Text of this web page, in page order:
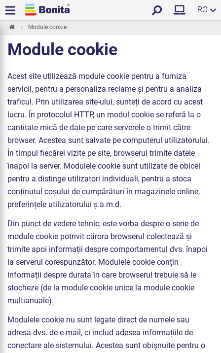
RO
Module cookie
Module cookie
Acest site utilizează module cookie pentru a furniza
servicii, pentru a personaliza reclame și pentru a analiza
traficul. Prin utilizarea site-ului, sunteți de acord cu acest
lucru. În protocolul HTTP, un modul cookie se referă la o
cantitate mică de date pe care serverele o trimit către
browser. Acestea sunt salvate pe computerul utilizatorului.
În timpul fiecărei vizite pe site, browserul trimite datele
înapoi la server. Modulele cookie sunt utilizate de obicei
pentru a distinge utilizatori individuali, pentru a stoca
conținutul coșului de cumpărături în magazinele online,
preferințele utilizatorului ș.a.m.d.
Din punct de vedere tehnic, este vorba despre o serie de
module cookie potrivit cărora browserul colectează și
trimite apoi informații despre comportamentul dvs. înapoi
la serverul corespunzător. Modulele cookie conțin
informații despre durata în care browserul trebuie să le
stocheze (de la module cookie unice la module cookie
multianuale).
Modulele cookie nu sunt legate direct de numele sau
adresa dvs. de e-mail, ci includ adesea informațiile de
conectare ale sistemului. Acestea sunt obișnuite pentru o